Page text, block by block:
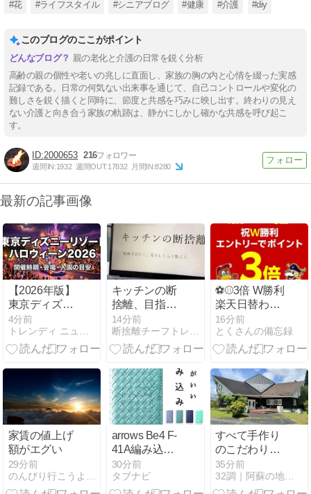
#花 #ライフスタイル #シニアブログ #健康 #介護 #diy
このブログのここがポイント
親の老化と介護の日常を鋭く分析
高齢の親の個性や老いの兆しに直面し、家族の胸の内と心情を綴った実感
記録である。日常の何気ない出来事を通じて、自己コントロールや変化の
難しさを鋭く描くと同時に、節度と共感を巧みに映し出す。終わりの見え
ない介護と向き合う家族の軌跡は、静かにしかし確かな共感を呼び起こ
す。
2000653 216
週間IN:1932 週間OUT:17832 月間IN:8280
最新の記事画像
【2026年版】
東京ディズニ
ーリゾートの
ハロウィーン
期間を快適に
避・仮装ルー
ル・子連れ・
アクセス・雨
天対策まで徹
底解説
4分前
キッチンの断
捨離、目指す
は「居心地」
14分前
⚽️⚾️3倍 W勝利
楽天日替わり
4/17(土)
16分前
とくさんの備忘録
家賃の値上げ
額がエグい
29分前
arrows Be4 F-
41A編み込み
手帳型ケース
を徹底解説
30分前
タブナビ
すべて手作り
のこだわりラ
ンチ【Bistro
輪（りん）】
35分前
32調｜阿蘇の地域ブログ